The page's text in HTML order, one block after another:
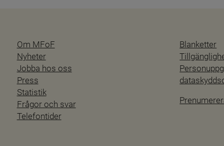
Om MFoF
Nyheter
Jobba hos oss
Press
Statistik
Frågor och svar
Telefontider
Blanketter